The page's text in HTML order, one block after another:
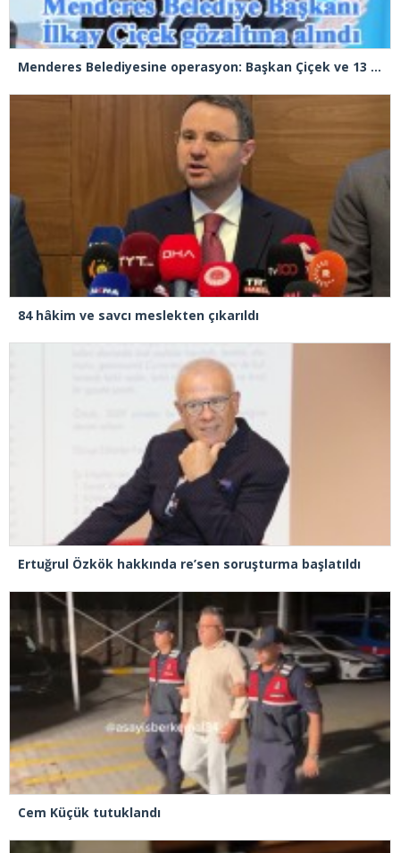
Menderes Belediyesine operasyon: Başkan Çiçek ve 13 kişi gözaltında
84 hâkim ve savcı meslekten çıkarıldı
Ertuğrul Özkök hakkında re’sen soruşturma başlatıldı
Cem Küçük tutuklandı